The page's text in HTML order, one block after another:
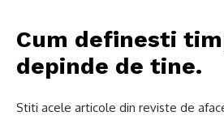
Cum definesti
depinde de tine.
Stiti acele articole din reviste de